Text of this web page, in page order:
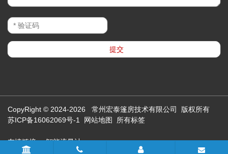
CopyRight © 2024-2026 常州宏泰篷房技术有限公司 版权所有
苏ICP备16062069号-1
网站地图 所有标签
友情链接： 智能流量计